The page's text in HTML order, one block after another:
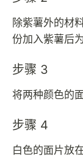
除紫薯外的材
份加入紫薯后
步骤 3
将两种颜色的
步骤 4
白色的面片放